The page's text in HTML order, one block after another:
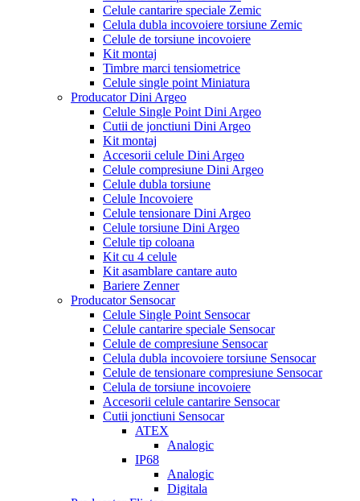
Celule cantarire speciale Zemic
Celula dubla incovoiere torsiune Zemic
Celule de torsiune incovoiere
Kit montaj
Timbre marci tensiometrice
Celule single point Miniatura
Producator Dini Argeo
Celule Single Point Dini Argeo
Cutii de jonctiuni Dini Argeo
Kit montaj
Accesorii celule Dini Argeo
Celule compresiune Dini Argeo
Celule dubla torsiune
Celule Incovoiere
Celule tensionare Dini Argeo
Celule torsiune Dini Argeo
Celule tip coloana
Kit cu 4 celule
Kit asamblare cantare auto
Bariere Zenner
Producator Sensocar
Celule Single Point Sensocar
Celule cantarire speciale Sensocar
Celule de compresiune Sensocar
Celula dubla incovoiere torsiune Sensocar
Celule de tensionare compresiune Sensocar
Celula de torsiune incovoiere
Accesorii celule cantarire Sensocar
Cutii jonctiuni Sensocar
ATEX
Analogic
IP68
Analogic
Digitala